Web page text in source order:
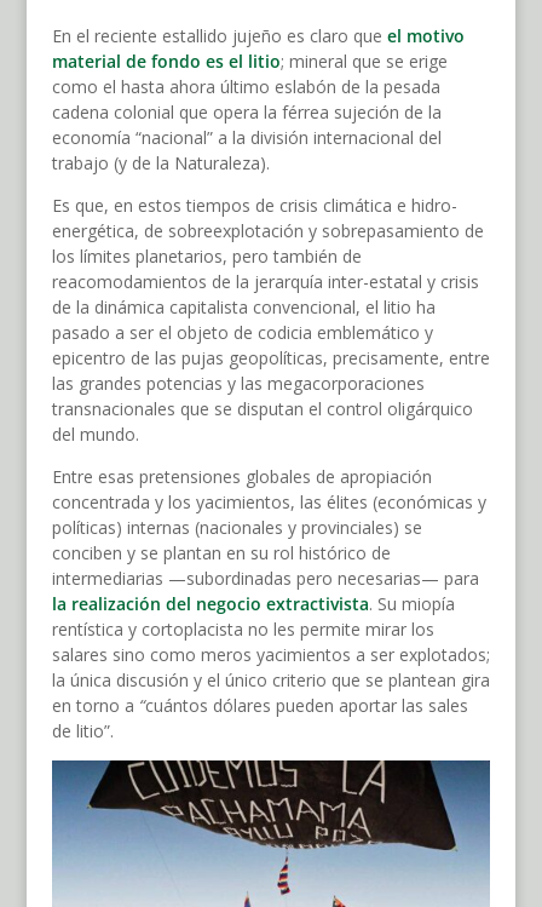
En el reciente estallido jujeño es claro que el motivo
material de fondo es el litio; mineral que se erige
como el hasta ahora último eslabón de la pesada
cadena colonial que opera la férrea sujeción de la
economía “nacional” a la división internacional del
trabajo (y de la Naturaleza).
Es que, en estos tiempos de crisis climática e hidro-
energética, de sobreexplotación y sobrepasamiento de
los límites planetarios, pero también de
reacomodamientos de la jerarquía inter-estatal y crisis
de la dinámica capitalista convencional, el litio ha
pasado a ser el objeto de codicia emblemático y
epicentro de las pujas geopolíticas, precisamente, entre
las grandes potencias y las megacorporaciones
transnacionales que se disputan el control oligárquico
del mundo.
Entre esas pretensiones globales de apropiación
concentrada y los yacimientos, las élites (económicas y
políticas) internas (nacionales y provinciales) se
conciben y se plantan en su rol histórico de
intermediarias —subordinadas pero necesarias— para
la realización del negocio extractivista. Su miopía
rentística y cortoplacista no les permite mirar los
salares sino como meros yacimientos a ser explotados;
la única discusión y el único criterio que se plantean gira
en torno a “cuántos dólares pueden aportar las sales
de litio”.